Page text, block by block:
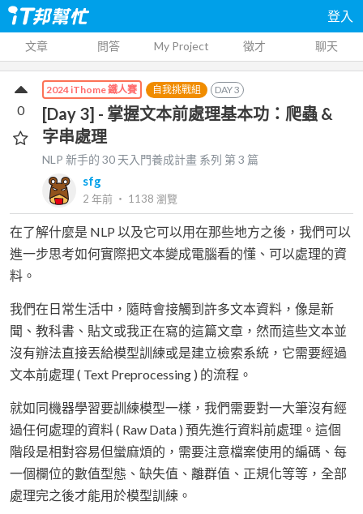
登入
文章 問答 My Project 徵才 聊天
2024 iThome 鐵人賽 自我挑戰組 DAY3
[Day 3] - 掌握文本前處理基本功：爬蟲 &
字串處理
NLP 新手的 30 天入門養成計畫 系列 第3 篇
sfg
2 年前 ‧ 1138 瀏覽
0
在了解什麼是 NLP 以及它可以用在那些地方之後，我們可以
進一步思考如何實際把文本變成電腦看的懂、可以處理的資
料。
我們在日常生活中，隨時會接觸到許多文本資料，像是新
聞、教科書、貼文或我正在寫的這篇文章，然而這些文本並
沒有辦法直接丟給模型訓練或是建立檢索系統，它需要經過
文本前處理 ( Text Preprocessing ) 的流程。
就如同機器學習要訓練模型一樣，我們需要對一大筆沒有經
過任何處理的資料 ( Raw Data ) 預先進行資料前處理。這個
階段是相對容易但蠻麻煩的，需要注意檔案使用的編碼、每
一個欄位的數值型態、缺失值、離群值、正規化等等，全部
處理完之後才能用於模型訓練。